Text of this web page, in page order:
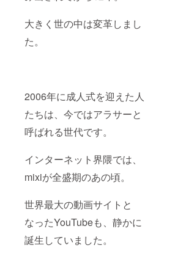
大きく世の中は変革しまし
た。
2006年に成人式を迎えた人
たちは、今ではアラサーと
呼ばれる世代です。
インターネット界隈では、
mixiが全盛期のあの頃。
世界最大の動画サイトと
なったYouTubeも、静かに
誕生していました。